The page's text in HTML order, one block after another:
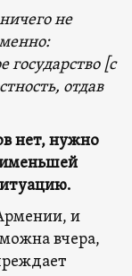
не
государство [с
отдав
нет, нужно
.
и
вчера,